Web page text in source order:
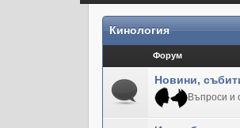
Кинология
Форум
Новини,
Въпроси и